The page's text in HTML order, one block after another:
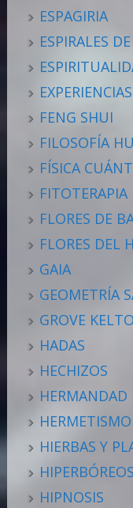
ESPAGIRIA
ESPIRALES
FENG SHUI
FILOSOFÍA
FÍSICA
FITOTERAPIA
FLORES DE
FLORES DEL
GAIA
GEOMETRÍA
GROVE
HADAS
HECHIZOS
HERMANDAD
HERMETISMO
HIERBAS Y
HIPERBÓREOS
HIPNOSIS